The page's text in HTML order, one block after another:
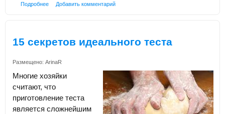
Подробнее Добавить комментарий
15 секретов идеального теста
Размещено: ArinaR
Многие хозяйки
считают, что
приготовление теста
является сложнейшим